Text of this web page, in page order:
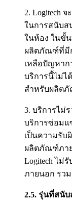
2. Logitech
ในการสนับ
ในห้อง ในขั้
ผลิตภัณฑ์ที่มีก
เหลือปัญหาก
บริการนี้ไม่ไ
สำหรับผลิต
3. บริการไม่
บริการซ่อม
เป็นความรับ
ผลิตภัณฑ์ภา
Logitech ไ
ภายนอก รว
2.5. รุ่นที่สนับ